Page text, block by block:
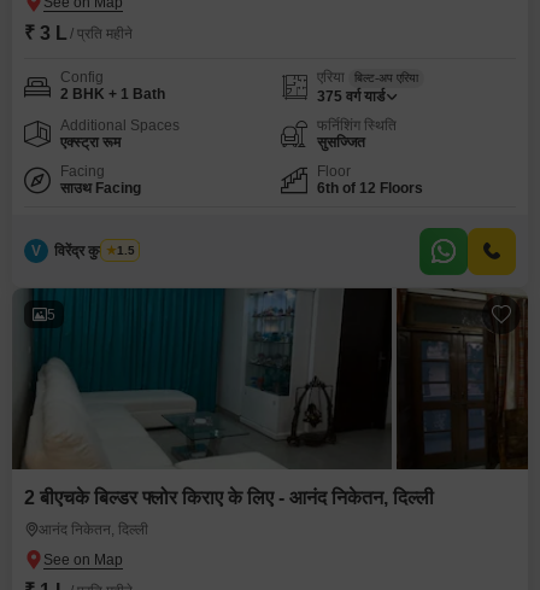
₹ 3 L / प्रति महीने
Config
2 BHK + 1 Bath
एरिया बिल्ट-अप एरिया
375 वर्ग यार्ड
Additional Spaces
एक्स्ट्रा रूम
फर्निशिंग स्थिति
सुसज्जित
Facing
साउथ Facing
Floor
6th of 12 Floors
V विरेंद्र कुमार शर्मा
1.5
5
2 बीएचके बिल्डर फ्लोर किराए के लिए - आनंद निकेतन, दिल्ली
आनंद निकेतन, दिल्ली